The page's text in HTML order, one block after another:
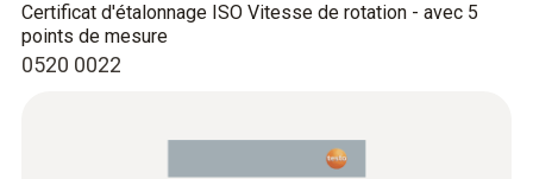
0520 0022
Certificat d'étalonnage ISO Vitesse de rotation - avec 5
points de mesure